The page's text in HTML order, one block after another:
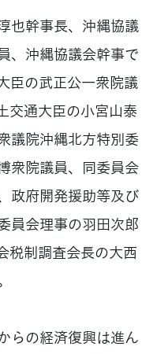
也幹事長、沖縄協議
、沖縄協議会幹事で
臣の武正公一衆院議
交通大臣の小宮山泰
議院沖縄北方特別委
衆院議員、同委員会
政府開発援助等及び
員会理事の羽田次郎
税制調査会長の大西
らの経済復興は進ん